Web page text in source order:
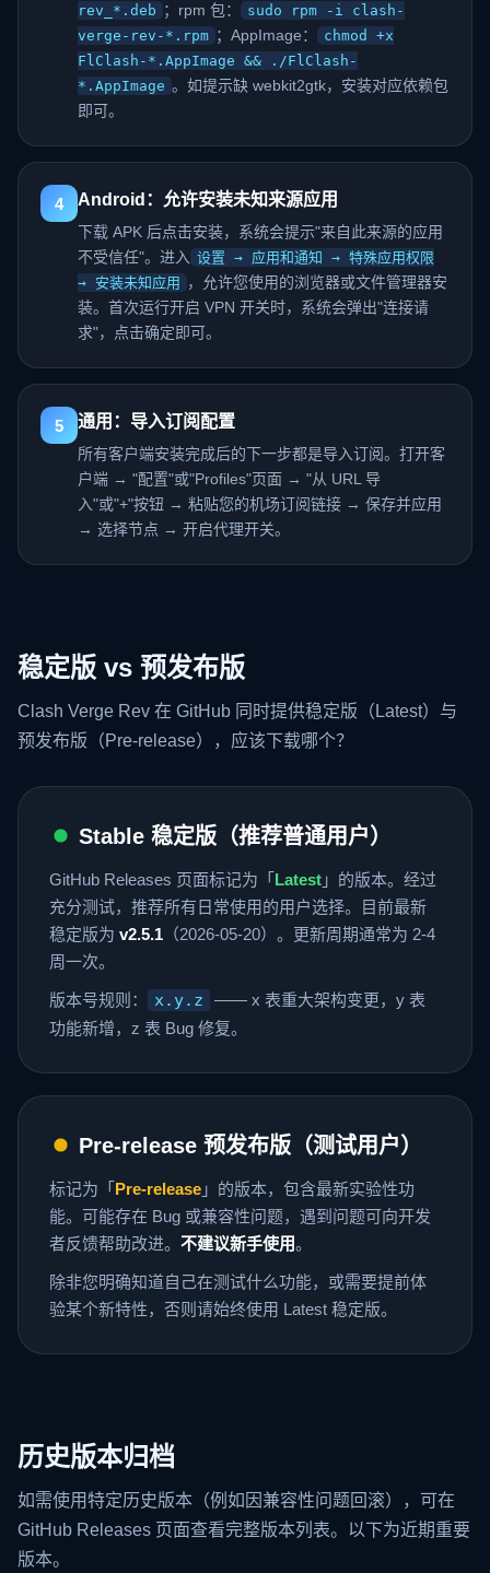
rev_*.deb ；rpm 包：
sudo rpm -i clash-
verge-rev-*.rpm ；AppImage：
chmod +x
FlClash-*.AppImage && ./FlClash-
*.AppImage 。如提示缺 webkit2gtk，安装对应依赖包
即可。
4 Android：允许安装未知来源应用
下载 APK 后点击安装，系统会提示"来自此来源的应用
不受信任"。进入 设置 → 应用和通知 → 特殊应用权限
→ 安装未知应用
，允许您使用的浏览器或文件管理器安
装。首次运行开启 VPN 开关时，系统会弹出"连接请
求"，点击确定即可。
5 通用：导入订阅配置
所有客户端安装完成后的下一步都是导入订阅。打开客
户端 → "配置"或"Profiles"页面 → "从 URL 导
入"或"+"按钮 → 粘贴您的机场订阅链接 → 保存并应用
→ 选择节点 → 开启代理开关。
稳定版 vs 预发布版
Clash Verge Rev 在 GitHub 同时提供稳定版（Latest）与
预发布版（Pre-release），应该下载哪个？
Stable 稳定版（推荐普通用户）
GitHub Releases 页面标记为「 Latest 」的版本。经过
充分测试，推荐所有日常使用的用户选择。目前最新
稳定版为 v2.5.1 （2026-05-20）。更新周期通常为 2-4
周一次。
版本号规则： x.y.z
—— x 表重大架构变更，y 表
功能新增，z 表 Bug 修复。
Pre-release 预发布版（测试用户）
标记为「 Pre-release 」的版本，包含最新实验性功
能。可能存在 Bug 或兼容性问题，遇到问题可向开发
者反馈帮助改进。 不建议新手使用。
除非您明确知道自己在测试什么功能，或需要提前体
验某个新特性，否则请始终使用 Latest 稳定版。
历史版本归档
如需使用特定历史版本（例如因兼容性问题回滚），可在
GitHub Releases 页面查看完整版本列表。以下为近期重要
版本。